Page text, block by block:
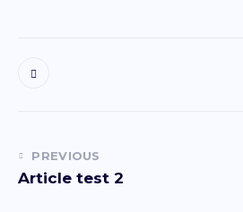
PREVIOUS
Article test 2